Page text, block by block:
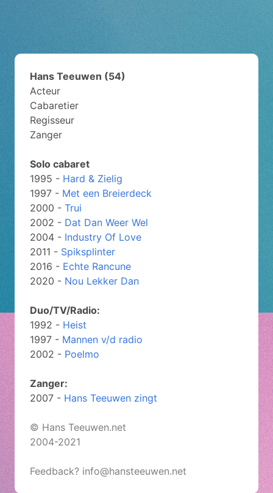
Hans Teeuwen (54)
Acteur
Cabaretier
Regisseur
Zanger
Solo cabaret
1995 - Hard & Zielig
1997 - Met een Breierdeck
2000 - Trui
2002 - Dat Dan Weer Wel
2004 - Industry Of Love
2011 - Spiksplinter
2016 - Echte Rancune
2020 - Nou Lekker Dan
Duo/TV/Radio:
1992 - Heist
1997 - Mannen v/d radio
2002 - Poelmo
Zanger:
2007 - Hans Teeuwen zingt
© Hans Teeuwen.net
2004-2021
Feedback? info@hansteeuwen.net